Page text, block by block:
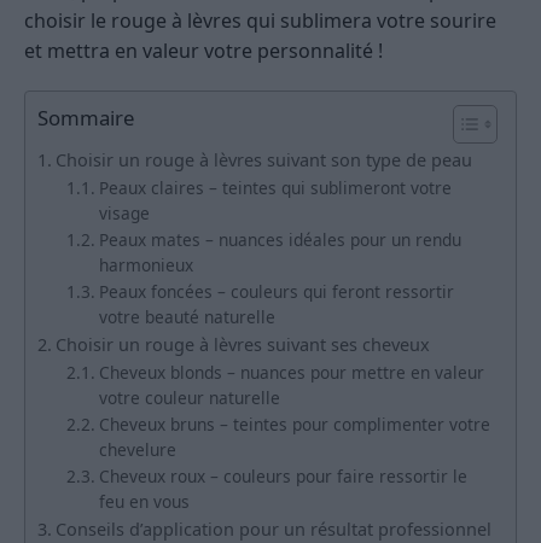
choisir le rouge à lèvres qui sublimera votre sourire
et mettra en valeur votre personnalité !
Sommaire
Choisir un rouge à lèvres suivant son type de peau
Peaux claires – teintes qui sublimeront votre
visage
Peaux mates – nuances idéales pour un rendu
harmonieux
Peaux foncées – couleurs qui feront ressortir
votre beauté naturelle
Choisir un rouge à lèvres suivant ses cheveux
Cheveux blonds – nuances pour mettre en valeur
votre couleur naturelle
Cheveux bruns – teintes pour complimenter votre
chevelure
Cheveux roux – couleurs pour faire ressortir le
feu en vous
Conseils d’application pour un résultat professionnel